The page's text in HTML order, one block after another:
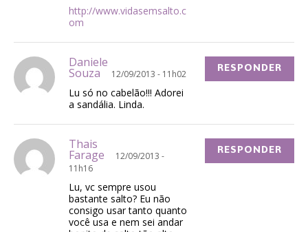
http://www.vidasemsalto.c
om
Daniele
Souza 12/09/2013 - 11h02
Lu só no cabelão!!! Adorei
a sandália. Linda.
RESPONDER
Thais
Farage
12/09/2013 -
11h16
Lu, vc sempre usou
bastante salto? Eu não
consigo usar tanto quanto
você usa e nem sei andar
RESPONDER